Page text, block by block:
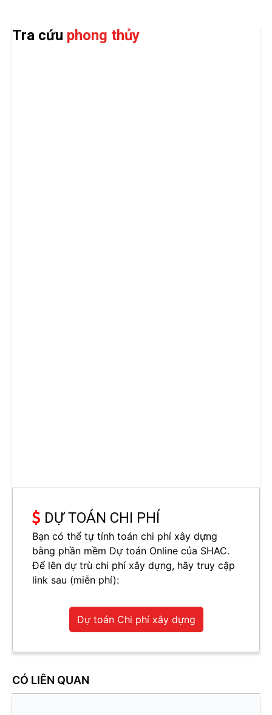
Tra cứu phong thủy
DỰ TOÁN CHI PHÍ
Bạn có thể tự tính toán chi phí xây dựng
bằng phần mềm Dự toán Online của SHAC.
Để lên dự trù chi phí xây dựng, hãy truy cập
link sau (miễn phí):
Dự toán Chi phí xây dựng
CÓ LIÊN QUAN